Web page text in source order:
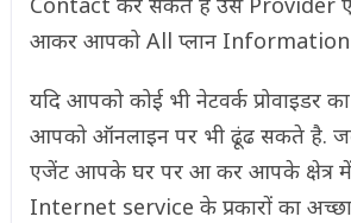
आकर आपको All प्लान
यदि आपको कोई भी नेटवर्क प्रोवाइडर
आपको ऑनलाइन पर भी ढूंढ सकते है. जब
एजेंट आपके घर पर आ कर आपके क्षेत्र
Internet service के प्रकारों का